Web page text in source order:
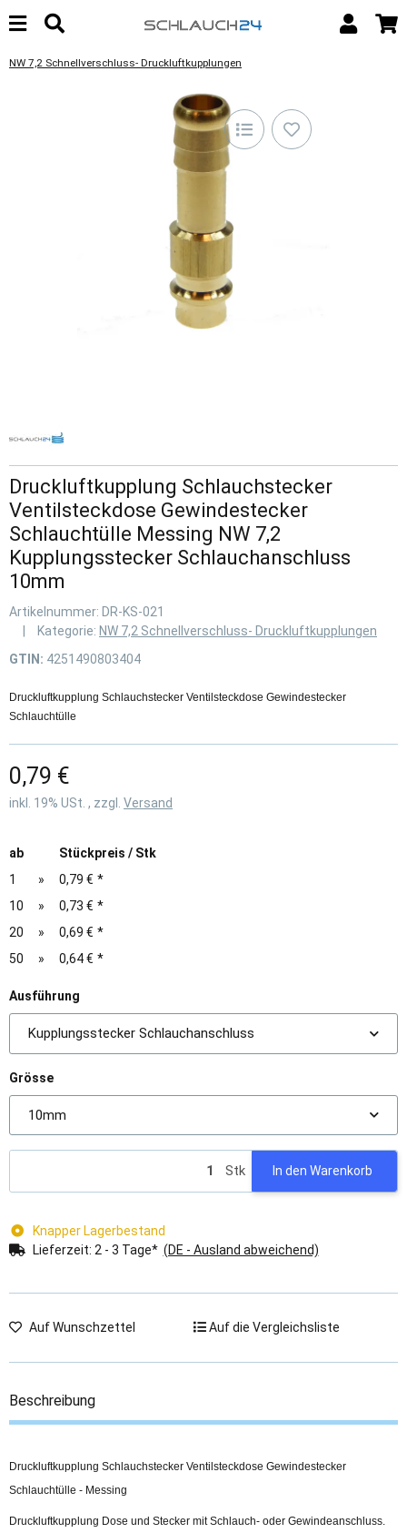
NW 7,2 Schnellverschluss- Druckluftkupplungen
Druckluftkupplung Schlauchstecker
Ventilsteckdose Gewindestecker
Schlauchtülle Messing NW 7,2
Kupplungsstecker Schlauchanschluss
10mm
Artikelnummer: DR-KS-021
Kategorie: NW 7,2 Schnellverschluss- Druckluftkupplungen
GTIN: 4251490803404
Druckluftkupplung Schlauchstecker Ventilsteckdose Gewindestecker
Schlauchtülle
0,79 €
inkl. 19% USt. , zzgl. Versand
ab
Stückpreis / Stk
1
» 0,79 € *
10
» 0,73 € *
20
» 0,69 € *
50
» 0,64 € *
Ausführung
Kupplungsstecker Schlauchanschluss
Grösse
10mm
Stk In den Warenkorb
Knapper Lagerbestand
Lieferzeit: 2 - 3 Tage* (DE - Ausland abweichend)
Auf Wunschzettel Auf die Vergleichsliste
Beschreibung
Druckluftkupplung Schlauchstecker Ventilsteckdose Gewindestecker
Schlauchtülle - Messing
Druckluftkupplung Dose und Stecker mit Schlauch- oder Gewindeanschluss.